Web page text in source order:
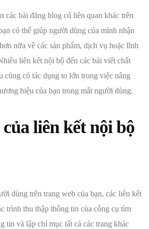
các bài đăng blog có liên quan khác trên
có thể giúp người dùng của mình nhận
nữa về các sản phẩm, dịch vụ hoặc lĩnh
liên kết nội bộ đến các bài viết chất
cũng có tác dụng to lớn trong việc nâng
hiệu của bạn trong mắt người dùng.
liên kết nội bộ
dùng trên trang web của bạn, các liên kết
trình thu thập thông tin của công cụ tìm
tin và lập chỉ mục tất cả các trang khác